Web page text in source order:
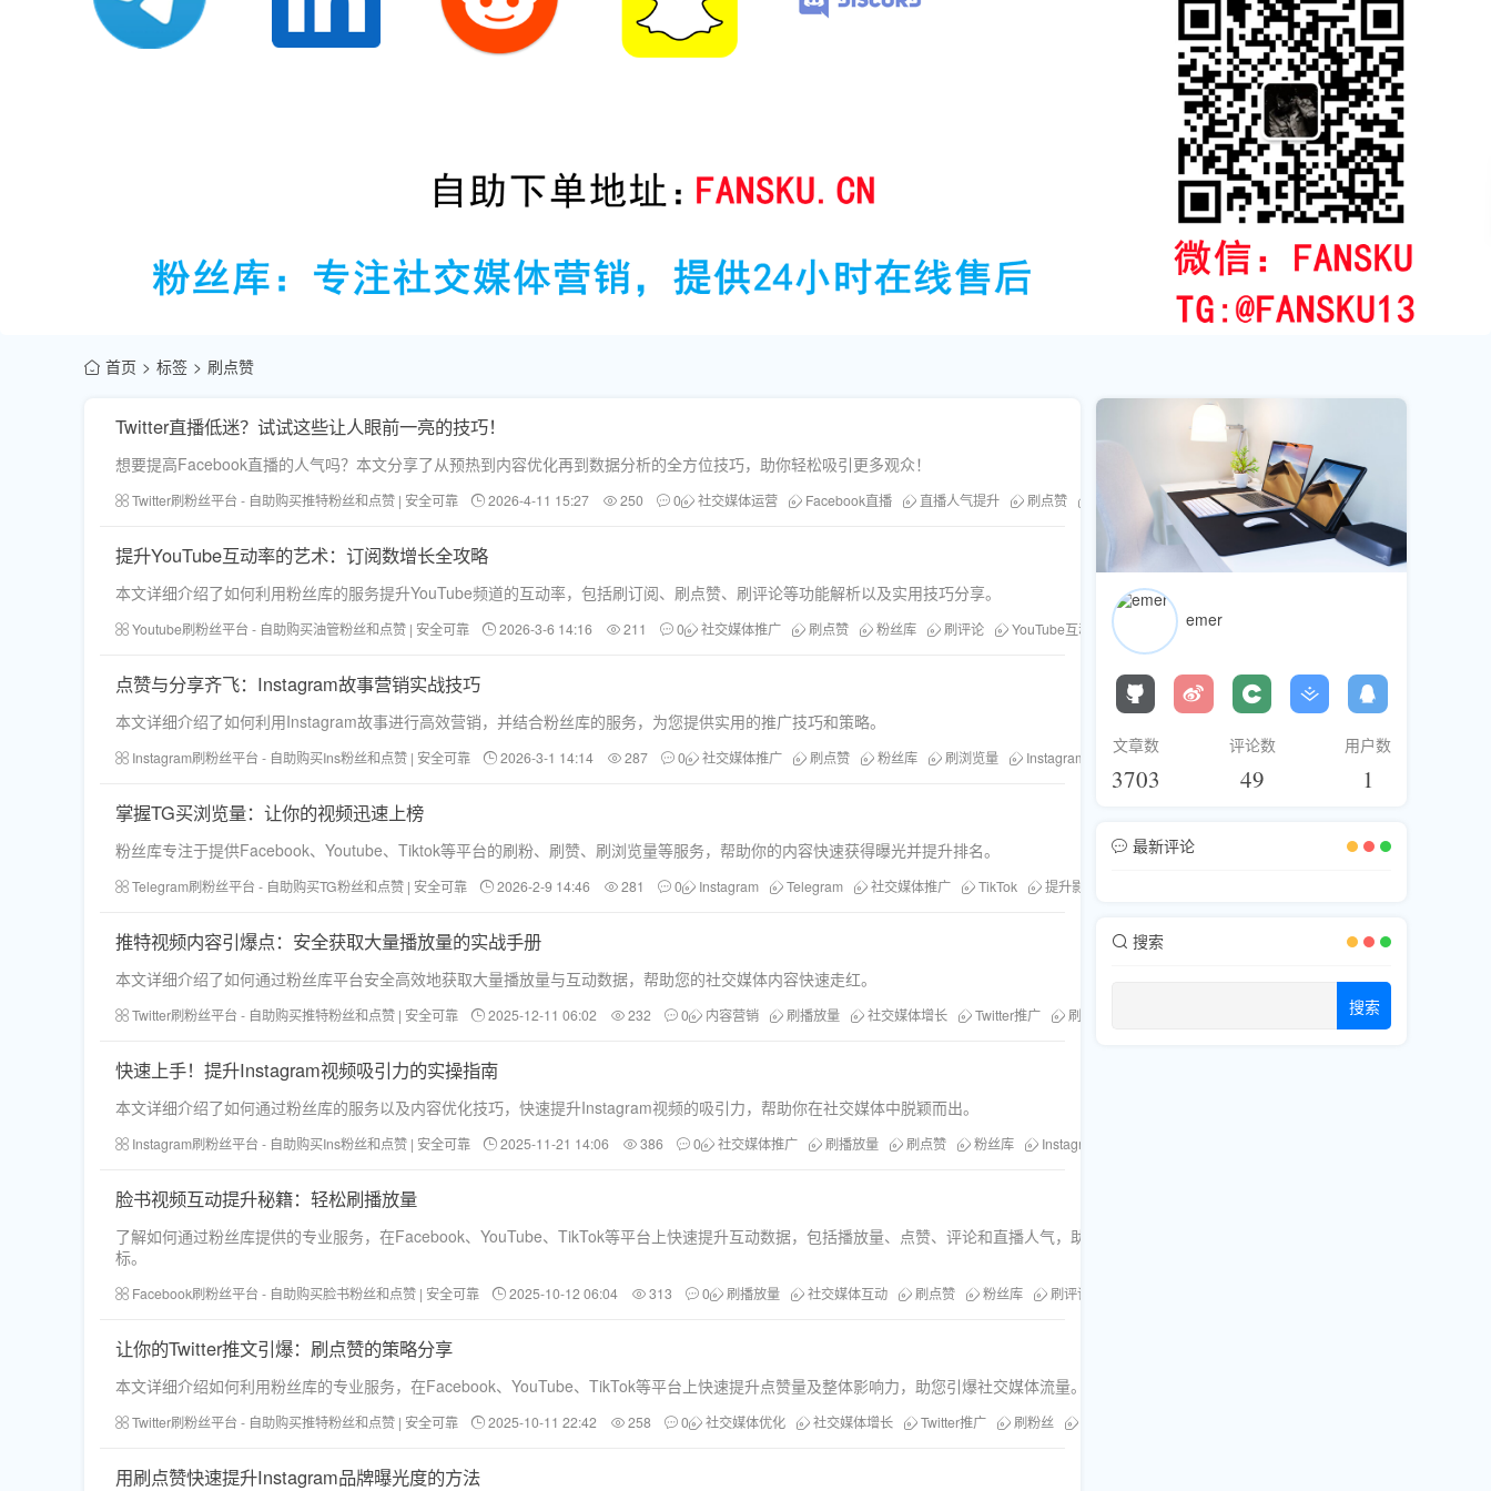
首页 标签 刷点赞
Twitter直播低迷？试试这些让人眼前一亮的技巧！
想要提高Facebook直播的人气吗？本文分享了从预热到内容优化再到数据分析的全方位技巧，助你轻松吸引更多观众！
Twitter刷粉丝平台 - 自助购买推特粉丝和点赞 | 安全可靠 2026-4-11 15:27 250 0 社交媒体运营 Facebook直播 直播人气提升 刷点赞 刷浏览
提升YouTube互动率的艺术：订阅数增长全攻略
本文详细介绍了如何利用粉丝库的服务提升YouTube频道的互动率，包括刷订阅、刷点赞、刷评论等功能解析以及实用技巧分享。
Youtube刷粉丝平台 - 自助购买油管粉丝和点赞 | 安全可靠 2026-3-6 14:16 211 0 社交媒体推广 刷点赞 粉丝库 刷评论 YouTube互动率
点赞与分享齐飞：Instagram故事营销实战技巧
本文详细介绍了如何利用Instagram故事进行高效营销，并结合粉丝库的服务，为您提供实用的推广技巧和策略。
Instagram刷粉丝平台 - 自助购买Ins粉丝和点赞 | 安全可靠 2026-3-1 14:14 287 0 社交媒体推广 刷点赞 粉丝库 刷浏览量 Instagram故事 故事营销
掌握TG买浏览量：让你的视频迅速上榜
粉丝库专注于提供Facebook、Youtube、Tiktok等平台的刷粉、刷赞、刷浏览量等服务，帮助你的内容快速获得曝光并提升排名。
Telegram刷粉丝平台 - 自助购买TG粉丝和点赞 | 安全可靠 2026-2-9 14:46 281 0 Instagram Telegram 社交媒体推广 TikTok 提升影响力
推特视频内容引爆点：安全获取大量播放量的实战手册
本文详细介绍了如何通过粉丝库平台安全高效地获取大量播放量与互动数据，帮助您的社交媒体内容快速走红。
Twitter刷粉丝平台 - 自助购买推特粉丝和点赞 | 安全可靠 2025-12-11 06:02 232 0 内容营销 刷播放量 社交媒体增长 Twitter推广 刷点赞
快速上手！提升Instagram视频吸引力的实操指南
本文详细介绍了如何通过粉丝库的服务以及内容优化技巧，快速提升Instagram视频的吸引力，帮助你在社交媒体中脱颖而出。
Instagram刷粉丝平台 - 自助购买Ins粉丝和点赞 | 安全可靠 2025-11-21 14:06 386 0 社交媒体推广 刷播放量 刷点赞 粉丝库 Instagram视频优化
脸书视频互动提升秘籍：轻松刷播放量
了解如何通过粉丝库提供的专业服务，在Facebook、YouTube、TikTok等平台上快速提升互动数据，包括播放量、点赞、评论和直播人气，助你轻松实现流量增长目
标。
Facebook刷粉丝平台 - 自助购买脸书粉丝和点赞 | 安全可靠 2025-10-12 06:04 313 0 刷播放量 社交媒体互动 刷点赞 粉丝库 刷评论
让你的Twitter推文引爆：刷点赞的策略分享
本文详细介绍如何利用粉丝库的专业服务，在Facebook、YouTube、TikTok等平台上快速提升点赞量及整体影响力，助您引爆社交媒体流量。
Twitter刷粉丝平台 - 自助购买推特粉丝和点赞 | 安全可靠 2025-10-11 22:42 258 0 社交媒体优化 社交媒体增长 Twitter推广 刷粉丝
用刷点赞快速提升Instagram品牌曝光度的方法
emer
文章数
3703
评论数
49
用户数
1
最新评论
搜索
搜索